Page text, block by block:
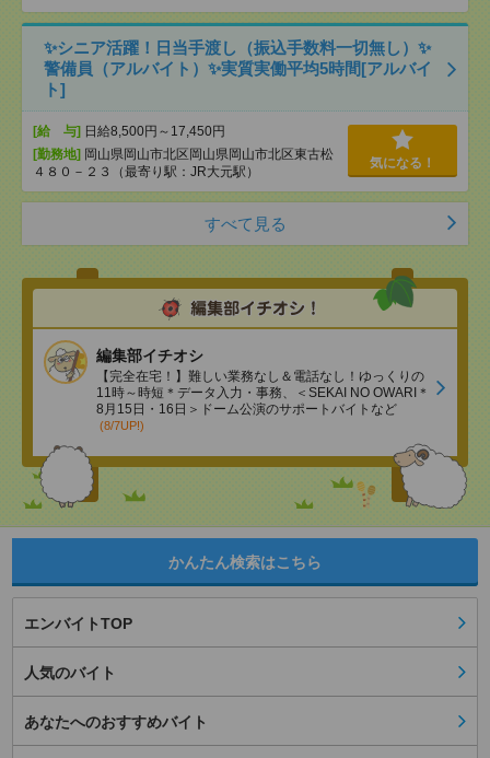
✨シニア活躍！日当手渡し（振込手数料一切無し）✨
警備員（アルバイト）✨実質実働平均5時間[アルバイ
ト]
[給 与] 日給8,500円～17,450円
[勤務地] 岡山県岡山市北区岡山県岡山市北区東古松
４８０－２３（最寄り駅：JR大元駅）
気になる！
すべて見る
編集部イチオシ
【完全在宅！】難しい業務なし＆電話なし！ゆっくりの
11時～時短＊データ入力・事務、＜SEKAI NO OWARI＊
8月15日・16日＞ドーム公演のサポートバイトなど
(8/7UP!)
かんたん検索はこちら
エンバイトTOP
人気のバイト
あなたへのおすすめバイト